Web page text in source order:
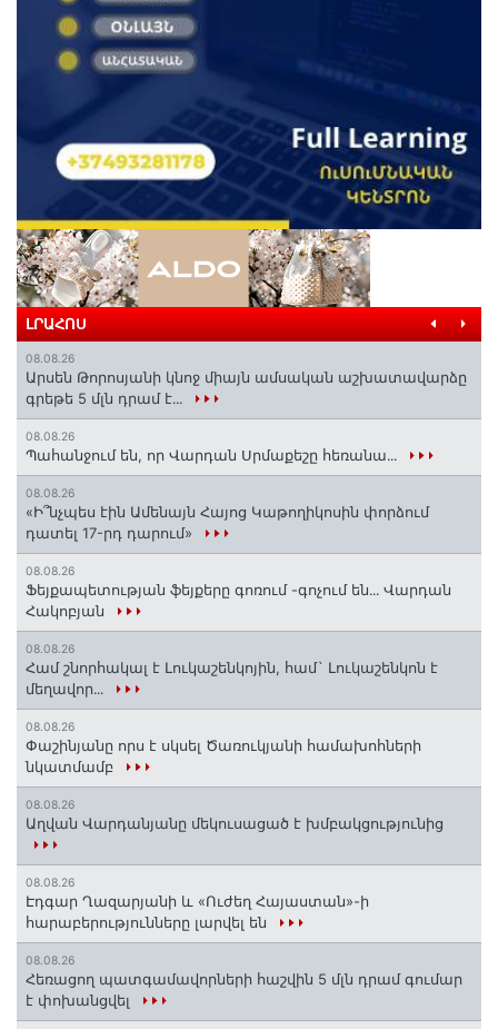
ԼՐԱՀՈՍ
08.08.26
Արսեն Թորոսյանի կնոջ միայն ամսական աշխատավարձը
գրեթե 5 մլն դրամ է․․․
08.08.26
Պահանջում են, որ Վարդան Սրմաքեշը հեռանա․․․
08.08.26
«Ի՞նչպես էին Ամենայն Հայոց Կաթողիկոսին փորձում
դատել 17-րդ դարում»
08.08.26
Ֆեյքապետության ֆեյքերը գոռում -գոչում են․․․ Վարդան
Հակոբյան
08.08.26
Համ շնորհակալ է Լուկաշենկոյին, համ` Լուկաշենկոն է
մեղավոր․․․
08.08.26
Փաշինյանը որս է սկսել Ծառուկյանի համախոհների
նկատմամբ
08.08.26
Աղվան Վարդանյանը մեկուսացած է խմբակցությունից
08.08.26
Էդգար Ղազարյանի և «Ուժեղ Հայաստան»-ի
հարաբերությունները լարվել են
08.08.26
Հեռացող պատգամավորների հաշվին 5 մլն դրամ գումար
է փոխանցվել